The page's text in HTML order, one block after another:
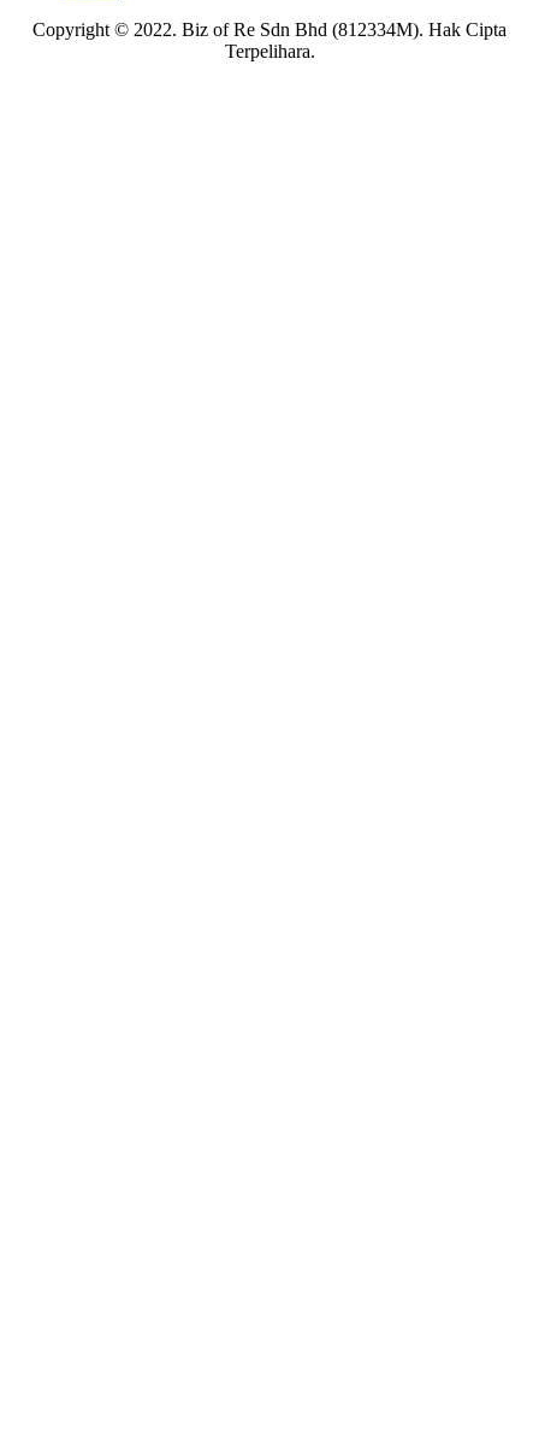
Copyright © 2022. Biz of Re Sdn Bhd (812334M). Hak Cipta
Terpelihara.